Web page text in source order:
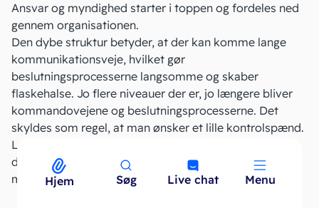
Hjem Søg Live chat Menu
Menu
Ansvar og myndighed starter i toppen og fordeles ned
gennem organisationen.
Den dybe struktur betyder, at der kan komme lange
kommunikationsveje, hvilket gør
beslutningsprocesserne langsomme og skaber
flaskehalse. Jo flere niveauer der er, jo længere bliver
kommandovejene og beslutningsprocesserne. Det
skyldes som regel, at man ønsker et lille kontrolspænd.
Løn- og administrationsomkostningerne stiger, jo
dybere organisationen er. Det koster penge at have
mange ledere ansat.